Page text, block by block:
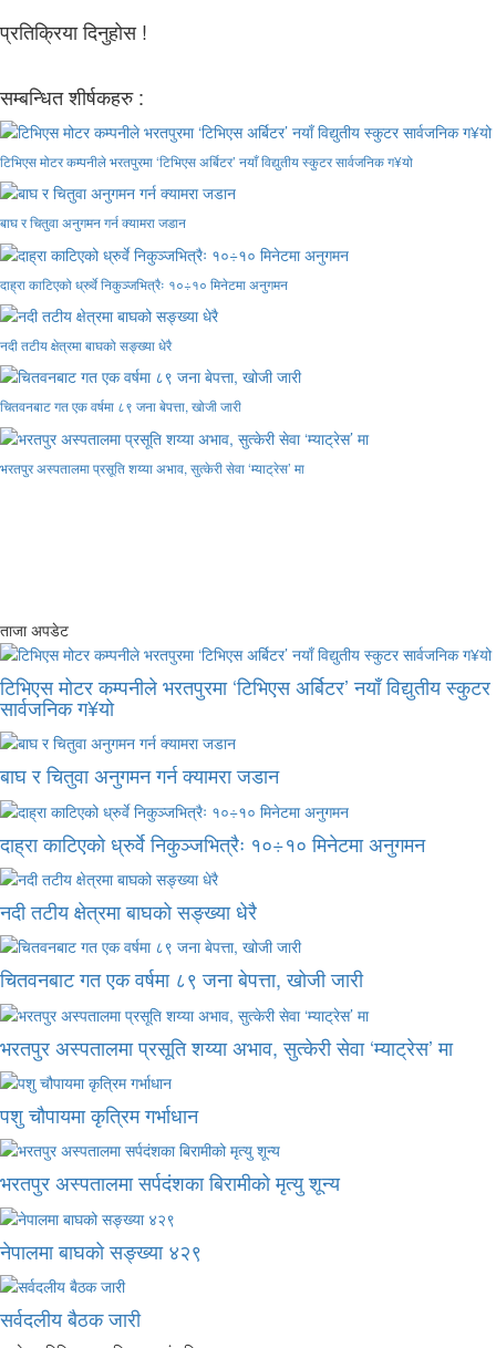
प्रतिक्रिया दिनुहोस !
सम्बन्धित शीर्षकहरु :
टिभिएस मोटर कम्पनीले भरतपुरमा ‘टिभिएस अर्बिटर’ नयाँ विद्युतीय स्कुटर सार्वजनिक ग¥यो
बाघ र चितुवा अनुगमन गर्न क्यामरा जडान
दाह्रा काटिएको ध्रुर्वे निकुञ्जभित्रैः १०÷१० मिनेटमा अनुगमन
नदी तटीय क्षेत्रमा बाघको सङ्ख्या धेरै
चितवनबाट गत एक वर्षमा ८९ जना बेपत्ता, खोजी जारी
भरतपुर अस्पतालमा प्रसूति शय्या अभाव, सुत्केरी सेवा ‘म्याट्रेस’ मा
ताजा अपडेट
टिभिएस मोटर कम्पनीले भरतपुरमा ‘टिभिएस अर्बिटर’ नयाँ विद्युतीय स्कुटर
सार्वजनिक ग¥यो
बाघ र चितुवा अनुगमन गर्न क्यामरा जडान
दाह्रा काटिएको ध्रुर्वे निकुञ्जभित्रैः १०÷१० मिनेटमा अनुगमन
नदी तटीय क्षेत्रमा बाघको सङ्ख्या धेरै
चितवनबाट गत एक वर्षमा ८९ जना बेपत्ता, खोजी जारी
भरतपुर अस्पतालमा प्रसूति शय्या अभाव, सुत्केरी सेवा ‘म्याट्रेस’ मा
पशु चौपायमा कृत्रिम गर्भाधान
भरतपुर अस्पतालमा सर्पदंशका बिरामीको मृत्यु शून्य
नेपालमा बाघको सङ्ख्या ४२९
सर्वदलीय बैठक जारी